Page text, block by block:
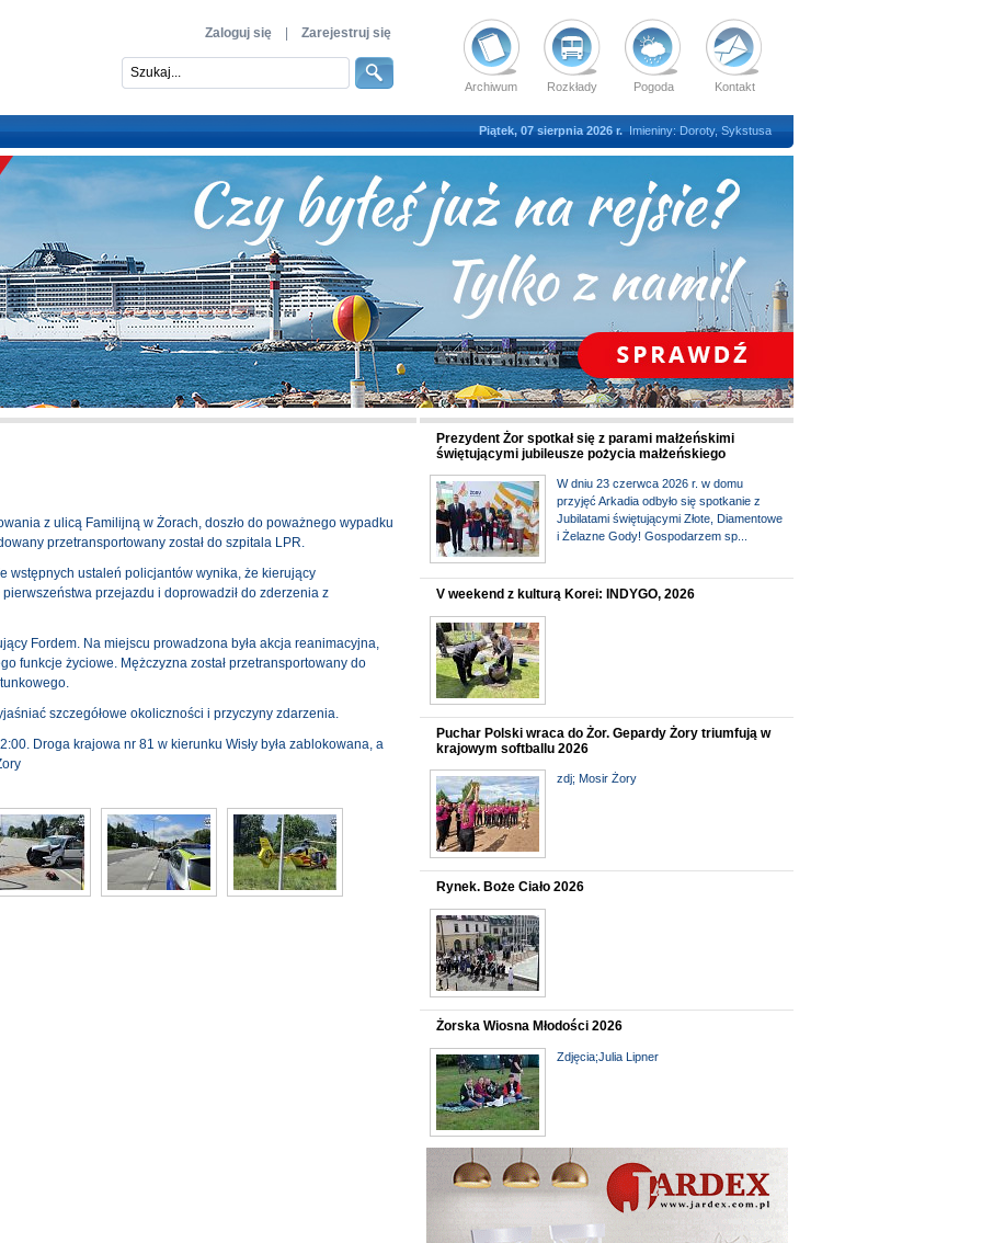
Archiwum Rozkłady Pogoda Kontakt
Zaloguj się Zarejestruj się
Piątek, 07 sierpnia 2026 r. Imieniny: Doroty, Sykstusa
z ulicą Familijną w Żorach, doszło do poważnego wypadku
przetransportowany został do szpitala LPR.
wstępnych ustaleń policjantów wynika, że kierujący
przejazdu i doprowadził do zderzenia z
Fordem. Na miejscu prowadzona była akcja reanimacyjna,
funkcje życiowe. Mężczyzna został przetransportowany do
szczegółowe okoliczności i przyczyny zdarzenia.
Droga krajowa nr 81 w kierunku Wisły była zablokowana, a
Prezydent Żor spotkał się z parami małżeńskimi
świętującymi jubileusze pożycia małżeńskiego
W dniu 23 czerwca 2026 r. w domu
przyjęć Arkadia odbyło się spotkanie z
Jubilatami świętującymi Złote, Diamentowe
i Żelazne Gody! Gospodarzem sp...
V weekend z kulturą Korei: INDYGO, 2026
Puchar Polski wraca do Żor. Gepardy Żory triumfują w
krajowym softballu 2026
zdj; Mosir Żory
Rynek. Boże Ciało 2026
Żorska Wiosna Młodości 2026
Zdjęcia;Julia Lipner